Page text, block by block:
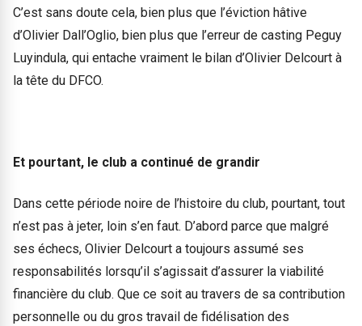
C’est sans doute cela, bien plus que l’éviction hâtive
d’Olivier Dall’Oglio, bien plus que l’erreur de casting Peguy
Luyindula, qui entache vraiment le bilan d’Olivier Delcourt à
la tête du DFCO.
Et pourtant, le club a continué de grandir
Dans cette période noire de l’histoire du club, pourtant, tout
n’est pas à jeter, loin s’en faut. D’abord parce que malgré
ses échecs, Olivier Delcourt a toujours assumé ses
responsabilités lorsqu’il s’agissait d’assurer la viabilité
financière du club. Que ce soit au travers de sa contribution
personnelle ou du gros travail de fidélisation des